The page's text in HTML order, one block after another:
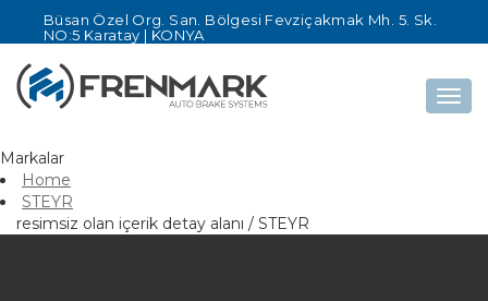
Büsan Özel Org. San. Bölgesi Fevziçakmak Mh. 5. Sk.
NO:5 Karatay | KONYA
Markalar
Home
STEYR
resimsiz olan içerik detay alanı / STEYR